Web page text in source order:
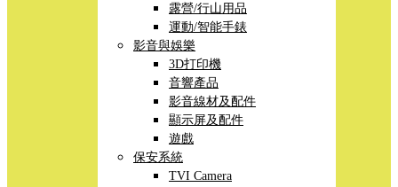
露營/行山用品
運動/智能手錶
影音與娛樂
3D打印機
音響產品
影音線材及配件
顯示屏及配件
遊戲
保安系統
TVI Camera